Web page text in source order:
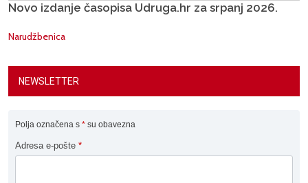
Novo izdanje časopisa Udruga.hr za srpanj 2026.
Narudžbenica
NEWSLETTER
Polja označena s * su obavezna
Adresa e-pošte *